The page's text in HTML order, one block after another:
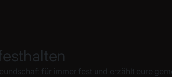
für immer fest und erzählt eure